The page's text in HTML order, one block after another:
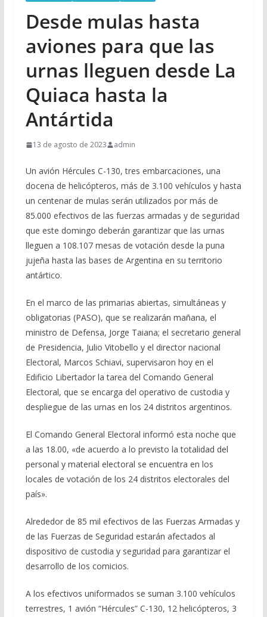
Desde mulas hasta
aviones para que las
urnas lleguen desde La
Quiaca hasta la
Antártida
13 de agosto de 2023 admin
Un avión Hércules C-130, tres embarcaciones, una
docena de helicópteros, más de 3.100 vehículos y hasta
un centenar de mulas serán utilizados por más de
85.000 efectivos de las fuerzas armadas y de seguridad
que este domingo deberán garantizar que las urnas
lleguen a 108.107 mesas de votación desde la puna
jujeña hasta las bases de Argentina en su territorio
antártico.
En el marco de las primarias abiertas, simultáneas y
obligatorias (PASO), que se realizarán mañana, el
ministro de Defensa, Jorge Taiana; el secretario general
de Presidencia, Julio Vitobello y el director nacional
Electoral, Marcos Schiavi, supervisaron hoy en el
Edificio Libertador la tarea del Comando General
Electoral, que se encarga del operativo de custodia y
despliegue de las urnas en los 24 distritos argentinos.
El Comando General Electoral informó esta noche que
a las 18.00, «de acuerdo a lo previsto la totalidad del
personal y material electoral se encuentra en los
locales de votación de los 24 distritos electorales del
país».
Alrededor de 85 mil efectivos de las Fuerzas Armadas y
de las Fuerzas de Seguridad estarán afectados al
dispositivo de custodia y seguridad para garantizar el
desarrollo de los comicios.
A los efectivos uniformados se suman 3.100 vehículos
terrestres, 1 avión “Hércules” C-130, 12 helicópteros, 3